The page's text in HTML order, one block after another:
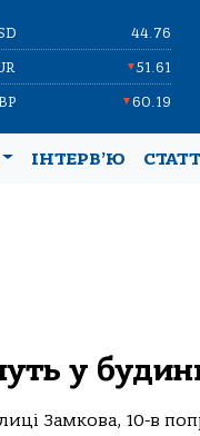
44.76
▼51.61
▼60.19
ІНТЕРВ’Ю
у
Замкова, 10-в